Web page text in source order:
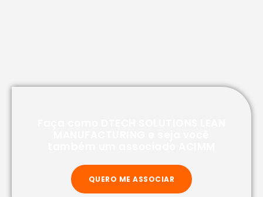
QUERO ME ASSOCIAR